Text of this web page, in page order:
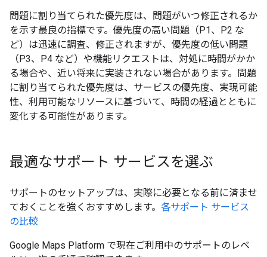
問題に割り当てられた優先度は、問題がいつ修正されるか
を示す最良の指標です。優先度の高い問題（P1、P2 な
ど）は迅速に調査、修正されますが、優先度の低い問題
（P3、P4 など）や機能リクエストは、対処に時間がかか
る場合や、近い将来に実装されない場合があります。問題
に割り当てられた優先度は、サービスの優先度、実現可能
性、利用可能なリソースに基づいて、時間の経過とともに
変化する可能性があります。
最適なサポート サービスを選ぶ
サポートのセットアップは、実際に必要となる前に済ませ
ておくことを強くおすすめします。 各サポート サービス
の比較
Google Maps Platform で現在ご利用中のサポートのレベ